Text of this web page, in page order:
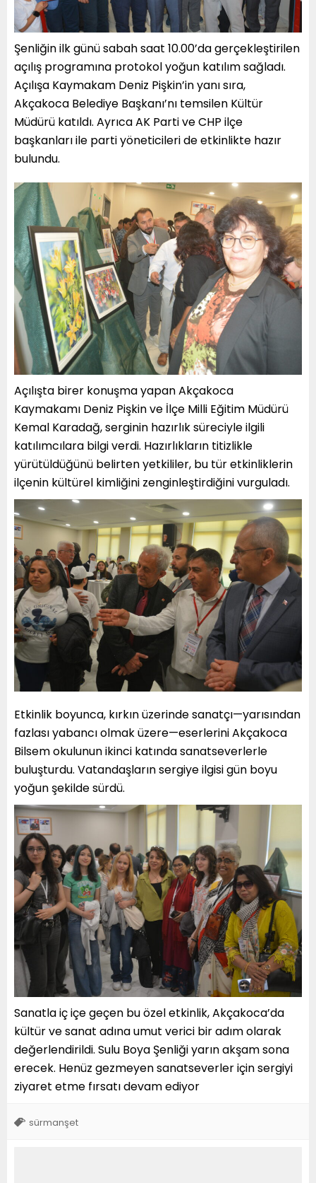
Şenliğin ilk günü sabah saat 10.00’da gerçekleştirilen
açılış programına protokol yoğun katılım sağladı.
Açılışa Kaymakam Deniz Pişkin’in yanı sıra,
Akçakoca Belediye Başkanı’nı temsilen Kültür
Müdürü katıldı. Ayrıca AK Parti ve CHP ilçe
başkanları ile parti yöneticileri de etkinlikte hazır
bulundu.
Açılışta birer konuşma yapan Akçakoca
Kaymakamı Deniz Pişkin ve İlçe Milli Eğitim Müdürü
Kemal Karadağ, serginin hazırlık süreciyle ilgili
katılımcılara bilgi verdi. Hazırlıkların titizlikle
yürütüldüğünü belirten yetkililer, bu tür etkinliklerin
ilçenin kültürel kimliğini zenginleştirdiğini vurguladı.
Etkinlik boyunca, kırkın üzerinde sanatçı—yarısından
fazlası yabancı olmak üzere—eserlerini Akçakoca
Bilsem okulunun ikinci katında sanatseverlerle
buluşturdu. Vatandaşların sergiye ilgisi gün boyu
yoğun şekilde sürdü.
Sanatla iç içe geçen bu özel etkinlik, Akçakoca’da
kültür ve sanat adına umut verici bir adım olarak
değerlendirildi. Sulu Boya Şenliği yarın akşam sona
erecek. Henüz gezmeyen sanatseverler için sergiyi
ziyaret etme fırsatı devam ediyor
sürmanşet